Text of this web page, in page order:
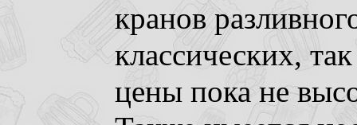
кранов
классических,
цены пока не